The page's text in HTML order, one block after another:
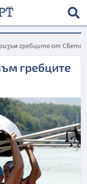
гребците от
гребците